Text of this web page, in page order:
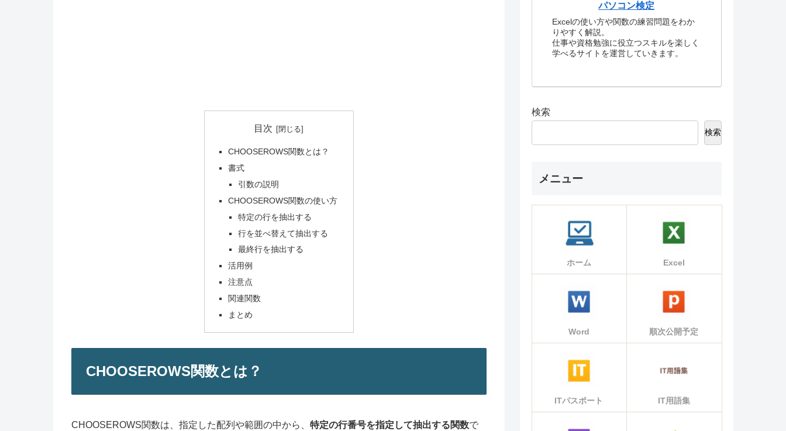
目次
CHOOSEROWS関数とは？
書式
引数の説明
CHOOSEROWS関数の使い方
特定の行を抽出する
行を並べ替えて抽出する
最終行を抽出する
活用例
注意点
関連関数
まとめ
CHOOSEROWS関数とは？
CHOOSEROWS関数は、指定した配列や範囲の中から、 特定の行番号を指定して抽出する関数で
パソコン検定
Excelの使い方や関数の練習問題をわか
りやすく解説。
仕事や資格勉強に役立つスキルを楽しく
学べるサイトを運営していきます。
検索
検索
メニュー
ホーム Excel
Word 順次公開予定
ITパスポート IT用語集